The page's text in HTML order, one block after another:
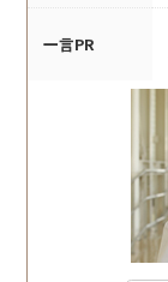
一言PR